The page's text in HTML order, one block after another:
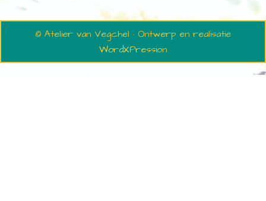
© Atelier van Vegchel · Ontwerp en realisatie
WordXPression